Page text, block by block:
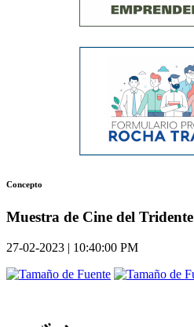
Concepto
Muestra de Cine del Tridente
27-02-2023 | 10:40:00 PM